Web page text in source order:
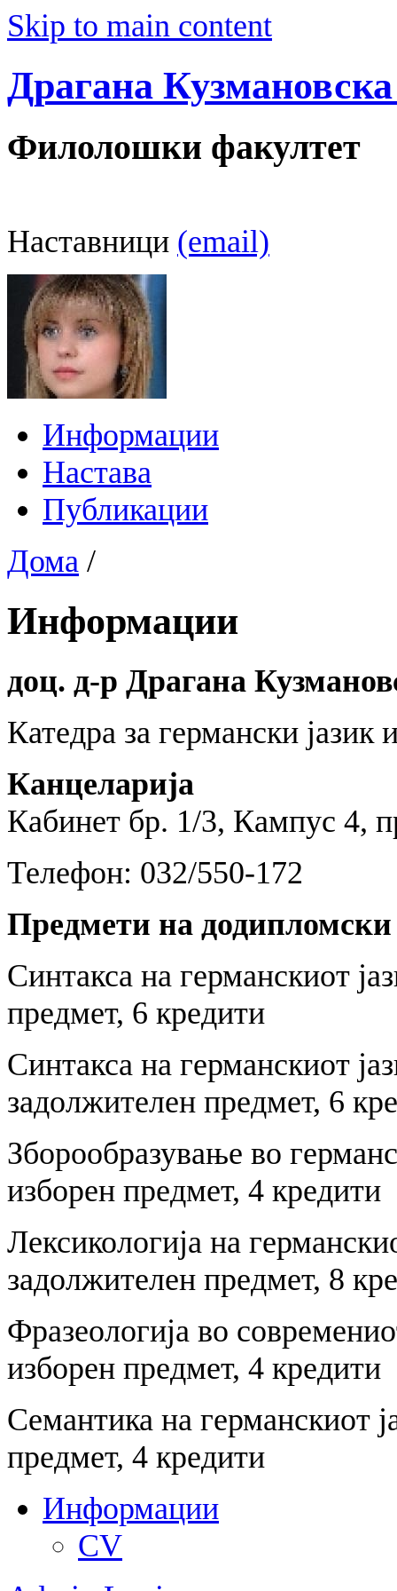
Skip to main content
Драгана
Филолошки факултет
Наставници (email)
Информации
Настава
Публикации
Дома /
Информации
доц. д-р Драгана
Катедра за германски јазик
Канцеларија
Кабинет бр. 1/3, Кампус 4,
Телефон: 032/550-172
Предмети на додипломски
Синтакса на германскиот
предмет, 6 кредити
Синтакса на германскиот
задолжителен предмет, 6
Зборообразување во
изборен предмет, 4 кредити
Лексикологија на
задолжителен предмет, 8
Фразеологија во
изборен предмет, 4 кредити
Семантика на германскиот
предмет, 4 кредити
Информации
CV